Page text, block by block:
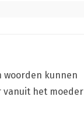
woorden kunnen
vanuit het moeder